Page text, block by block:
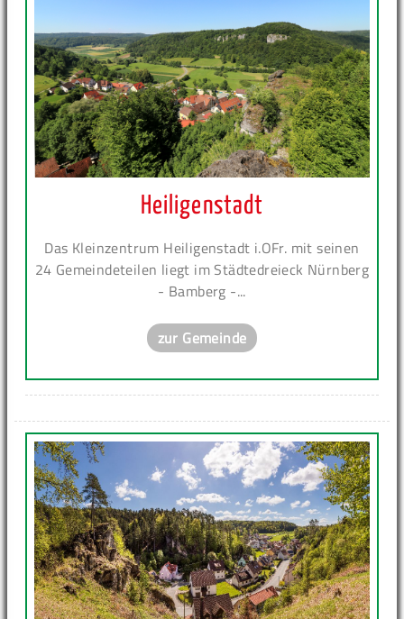
Heiligenstadt
Das Kleinzentrum Heiligenstadt i.OFr. mit seinen
24 Gemeindeteilen liegt im Städtedreieck Nürnberg
- Bamberg -...
zur Gemeinde